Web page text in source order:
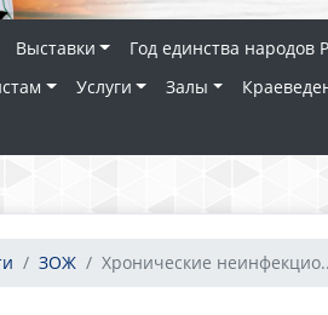
Выставки Год единства народов
Услуги Залы
ЗОЖ Хронические